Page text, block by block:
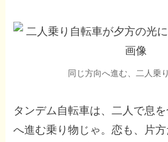
同じ方向へ進む、二人乗
タンデム自転車は、二人で息
へ進む乗り物じゃ。恋も、片